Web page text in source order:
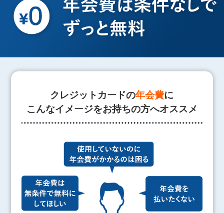
クレジットカードの年会費に
こんなイメージをお持ちの方へオススメ